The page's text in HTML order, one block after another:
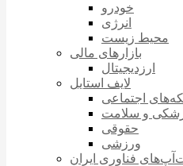
خودرو
انرژی
محیط زیست
بازارهای مالی
ارزدیجیتال
لایف استایل
اجتماعی
و سلامت
حقوقی
ورزشی
فناوری ایران